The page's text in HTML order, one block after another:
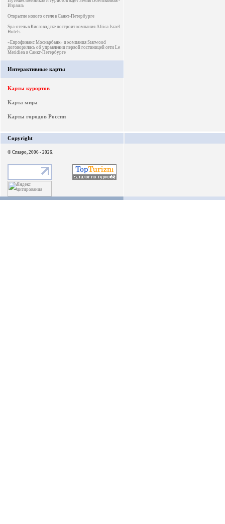
Израиль
Открытие нового отеля в Санкт-Петербурге
Spa-отель в Кисловодске построит компания Africa Israel
Hotels
«Еврофинанс Моснарбанк» и компания Starwood
договорились об управлении первой гостиницей сети Le
Meridien в Санкт-Петербурге
Интерактивные карты
Карты курортов
Карта мира
Карты городов России
Copyright
© Спаэро, 2006 - 2026.